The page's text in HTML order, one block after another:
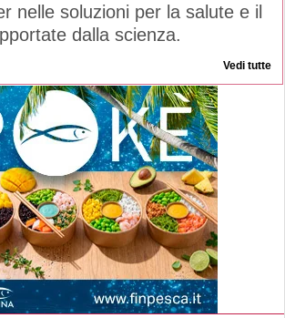
nelle soluzioni per la salute e il
dalla scienza.
Vedi tutte